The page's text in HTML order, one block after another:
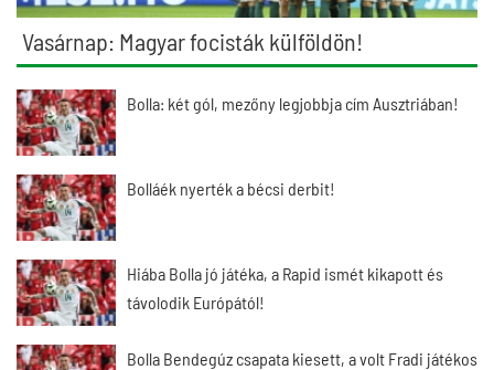
Vasárnap: Magyar focisták külföldön!
Bolla: két gól, mezőny legjobbja cím Ausztriában!
Bolláék nyerték a bécsi derbit!
Hiába Bolla jó játéka, a Rapid ismét kikapott és
távolodik Európától!
Bolla Bendegúz csapata kiesett, a volt Fradi játékos